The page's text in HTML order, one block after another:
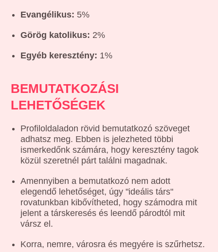
Evangélikus: 5%
Görög katolikus: 2%
Egyéb keresztény: 1%
BEMUTATKOZÁSI
LEHETŐSÉGEK
Profiloldaladon rövid bemutatkozó szöveget
adhatsz meg. Ebben is jelezheted többi
ismerkedőnk számára, hogy keresztény tagok
közül szeretnél párt találni magadnak.
Amennyiben a bemutatkozó nem adott
elegendő lehetőséget, úgy "ideális társ"
rovatunkban kibővítheted, hogy számodra mit
jelent a társkeresés és leendő párodtól mit
vársz el.
Korra, nemre, városra és megyére is szűrhetsz.